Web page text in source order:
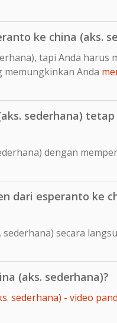
ke china (aks.
tapi Anda harus
memungkinkan Anda
sederhana)
dengan
dari esperanto ke
secara
(aks. sederhana)?
sederhana) - video